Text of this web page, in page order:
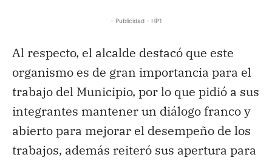
- Publicidad - HP1
Al respecto, el alcalde destacó que este
organismo es de gran importancia para el
trabajo del Municipio, por lo que pidió a sus
integrantes mantener un diálogo franco y
abierto para mejorar el desempeño de los
trabajos, además reiteró sus apertura para